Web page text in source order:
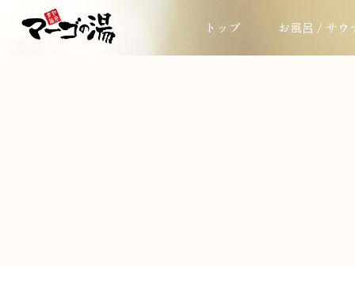
トップ お風呂 / サウ